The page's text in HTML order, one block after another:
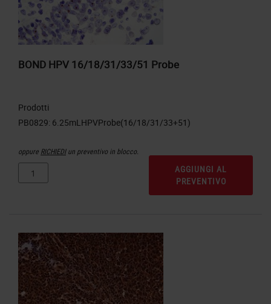
BOND HPV 16/18/31/33/51 Probe
Prodotti
oppure RICHIEDIun preventivo in blocco.
AGGIUNGI AL
PREVENTIVO